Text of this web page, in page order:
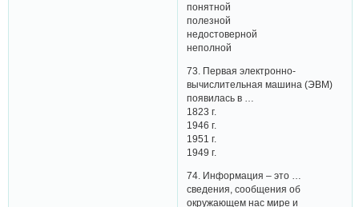
понятной
полезной
недостоверной
неполной
73. Первая электронно-
вычислительная машина (ЭВМ)
появилась в …
1823 г.
1946 г.
1951 г.
1949 г.
74. Информация – это …
сведения, сообщения об
окружающем нас мире и